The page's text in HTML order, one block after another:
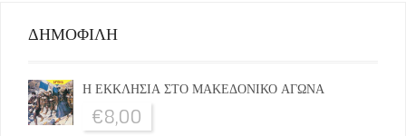
ΔΗΜΟΦΙΛΗ
Η ΕΚΚΛΗΣΙΑ ΣΤΟ ΜΑΚΕΔΟΝΙΚΟ ΑΓΩΝΑ
€8,00